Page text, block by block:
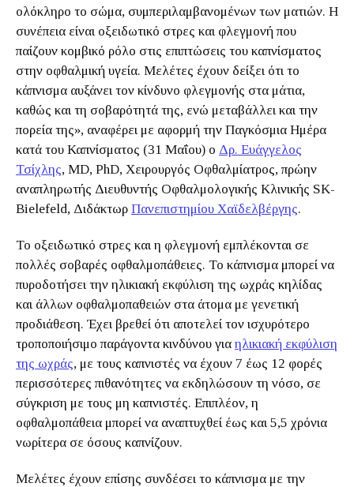
ολόκληρο το σώμα, συμπεριλαμβανομένων των ματιών. Η
συνέπεια είναι οξειδωτικό στρες και φλεγμονή που
παίζουν κομβικό ρόλο στις επιπτώσεις του καπνίσματος
στην οφθαλμική υγεία. Μελέτες έχουν δείξει ότι το
κάπνισμα αυξάνει τον κίνδυνο φλεγμονής στα μάτια,
καθώς και τη σοβαρότητά της, ενώ μεταβάλλει και την
πορεία της», αναφέρει με αφορμή την Παγκόσμια Ημέρα
κατά του Καπνίσματος (31 Μαΐου) ο Δρ. Ευάγγελος
Τσίχλης, MD, PhD, Χειρουργός Οφθαλμίατρος, πρώην
αναπληρωτής Διευθυντής Οφθαλμολογικής Κλινικής SK-
Bielefeld, Διδάκτωρ Πανεπιστημίου Χαϊδελβέργης.
Το οξειδωτικό στρες και η φλεγμονή εμπλέκονται σε
πολλές σοβαρές οφθαλμοπάθειες. Το κάπνισμα μπορεί να
πυροδοτήσει την ηλικιακή εκφύλιση της ωχράς κηλίδας
και άλλων οφθαλμοπαθειών στα άτομα με γενετική
προδιάθεση. Έχει βρεθεί ότι αποτελεί τον ισχυρότερο
τροποποιήσιμο παράγοντα κινδύνου για ηλικιακή εκφύλιση
της ωχράς, με τους καπνιστές να έχουν 7 έως 12 φορές
περισσότερες πιθανότητες να εκδηλώσουν τη νόσο, σε
σύγκριση με τους μη καπνιστές. Επιπλέον, η
οφθαλμοπάθεια μπορεί να αναπτυχθεί έως και 5,5 χρόνια
νωρίτερα σε όσους καπνίζουν.
Μελέτες έχουν επίσης συνδέσει το κάπνισμα με την